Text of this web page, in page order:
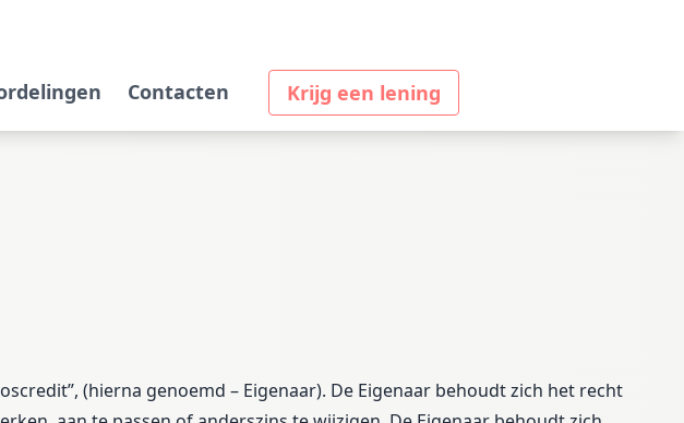
Contacten Krijg een lening
(hierna genoemd – Eigenaar). De Eigenaar behoudt zich het recht